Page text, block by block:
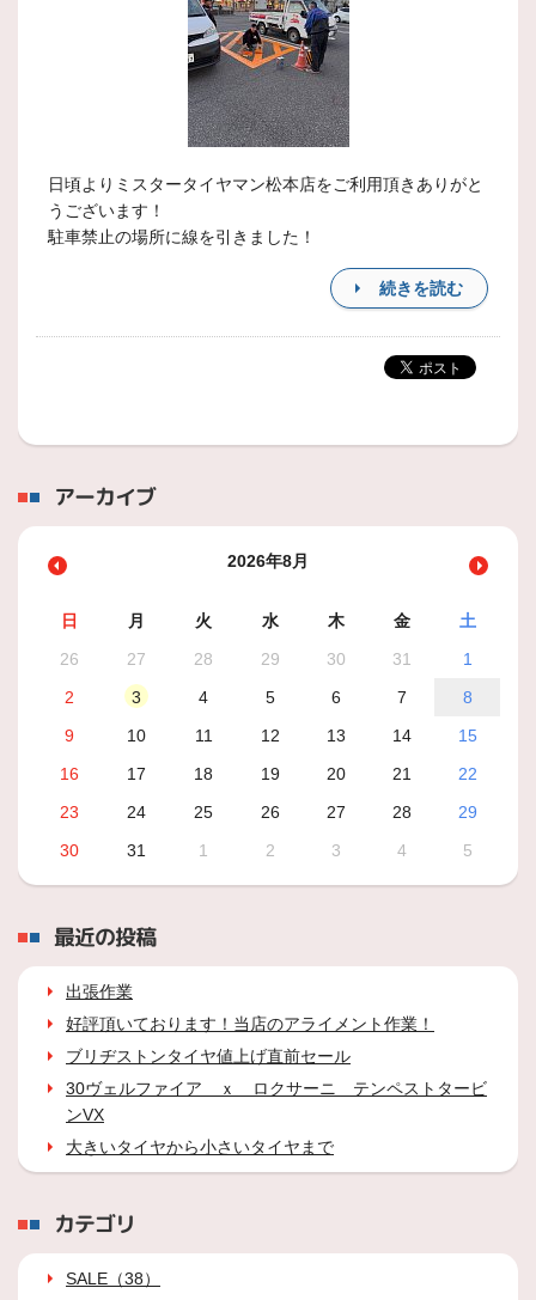
日頃よりミスタータイヤマン松本店をご利用頂きありがと
うございます！
駐車禁止の場所に線を引きました！
続きを読む
アーカイブ
2026年8月
日 月 火 水 木 金
土
26
27 28 29 30 31
1
2
3 4 5 6 7
8
9
10 11 12 13 14
15
16
17 18 19 20 21
22
23
24 25 26 27 28
29
30
31 1 2 3 4 5
最近の投稿
出張作業
好評頂いております！当店のアライメント作業！
ブリヂストンタイヤ値上げ直前セール
30ヴェルファイア ｘ ロクサーニ テンペストタービ
ンVX
大きいタイヤから小さいタイヤまで
カテゴリ
SALE（38）